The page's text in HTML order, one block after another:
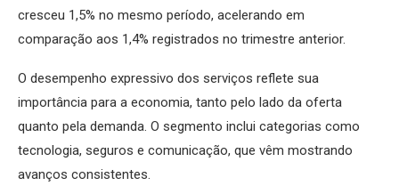
cresceu 1,5% no mesmo período, acelerando em
comparação aos 1,4% registrados no trimestre anterior.
O desempenho expressivo dos serviços reflete sua
importância para a economia, tanto pelo lado da oferta
quanto pela demanda. O segmento inclui categorias como
tecnologia, seguros e comunicação, que vêm mostrando
avanços consistentes.